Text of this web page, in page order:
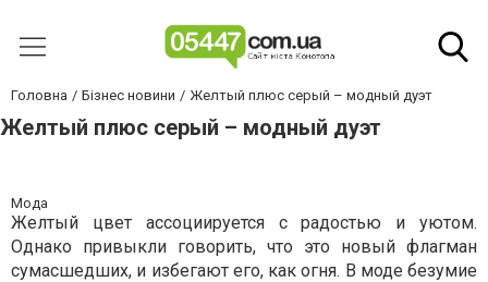
Головна Бізнес новини Желтый плюс серый – модный дуэт
Желтый плюс серый – модный дуэт
Мода
Желтый цвет ассоциируется с радостью и уютом.
Однако привыкли говорить, что это новый флагман
сумасшедших, и избегают его, как огня. В моде безумие